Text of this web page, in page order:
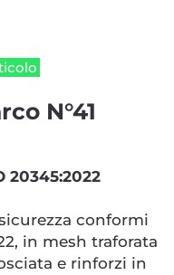
N°41
20345:2022
conformi
in mesh traforata
e rinforzi in